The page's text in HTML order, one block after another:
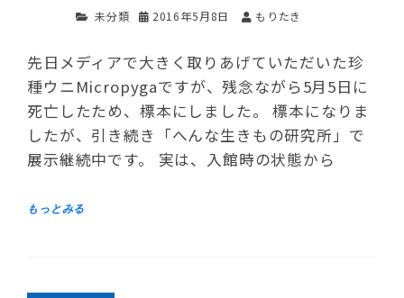
未分類 2016年5月8日 もりたき
先日メディアで大きく取りあげていただいた珍
種ウニMicropygaですが、残念ながら5月5日に
死亡したため、標本にしました。 標本になりま
したが、引き続き「へんな生きもの研究所」で
展示継続中です。 実は、入館時の状態から